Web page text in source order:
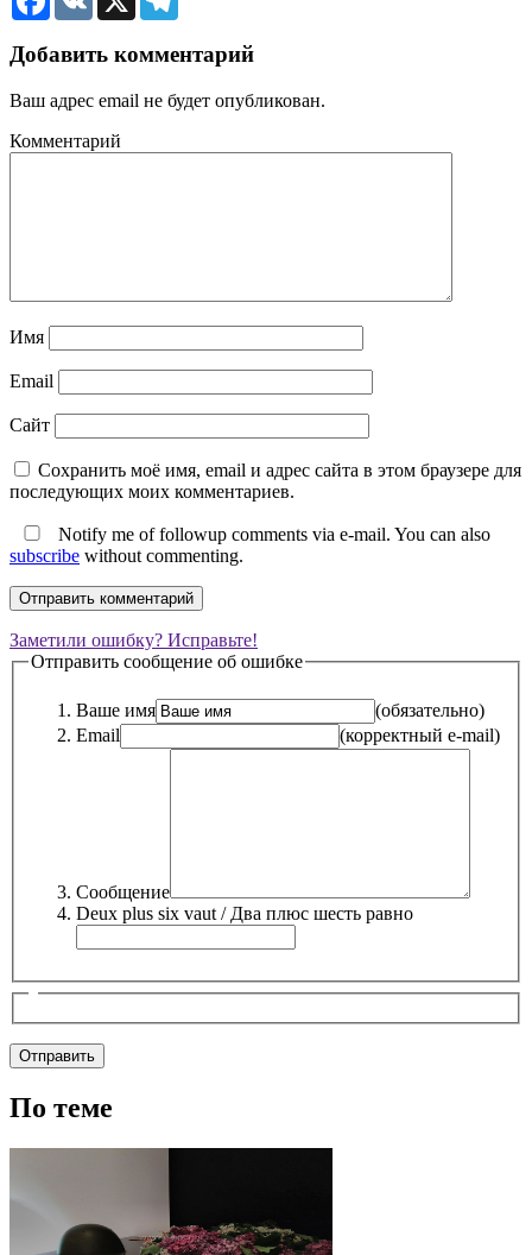
Добавить комментарий
Ваш адрес email не будет опубликован.
Комментарий
Имя
Email
Сайт
Сохранить моё имя, email и адрес сайта в этом браузере для
последующих моих комментариев.
Notify me of followup comments via e-mail. You can also
subscribe without commenting.
Заметили ошибку? Исправьте!
Отправить сообщение об ошибке
Ваше имя
(обязательно)
Email
(корректный e-mail)
Сообщение
Deux plus six vaut / Два плюс шесть равно
По теме